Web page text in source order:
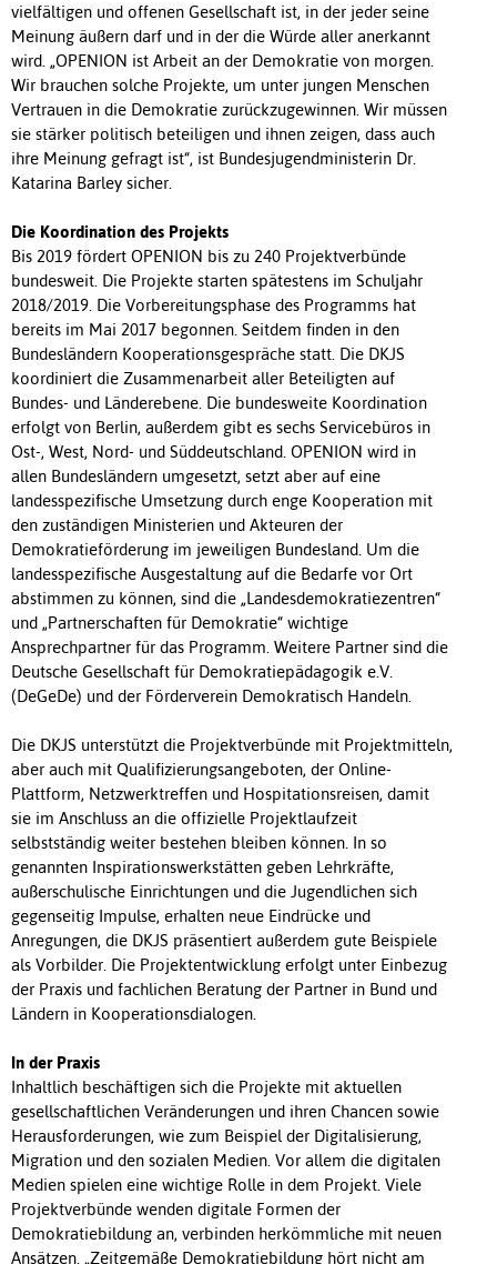
vielfältigen und offenen Gesellschaft ist, in der jeder seine
Meinung äußern darf und in der die Würde aller anerkannt
wird. „OPENION ist Arbeit an der Demokratie von morgen.
Wir brauchen solche Projekte, um unter jungen Menschen
Vertrauen in die Demokratie zurückzugewinnen. Wir müssen
sie stärker politisch beteiligen und ihnen zeigen, dass auch
ihre Meinung gefragt ist“, ist Bundesjugendministerin Dr.
Katarina Barley sicher.
Die Koordination des Projekts
Bis 2019 fördert OPENION bis zu 240 Projektverbünde
bundesweit. Die Projekte starten spätestens im Schuljahr
2018/2019. Die Vorbereitungsphase des Programms hat
bereits im Mai 2017 begonnen. Seitdem finden in den
Bundesländern Kooperationsgespräche statt. Die DKJS
koordiniert die Zusammenarbeit aller Beteiligten auf
Bundes- und Länderebene. Die bundesweite Koordination
erfolgt von Berlin, außerdem gibt es sechs Servicebüros in
Ost-, West, Nord- und Süddeutschland. OPENION wird in
allen Bundesländern umgesetzt, setzt aber auf eine
landesspezifische Umsetzung durch enge Kooperation mit
den zuständigen Ministerien und Akteuren der
Demokratieförderung im jeweiligen Bundesland. Um die
landesspezifische Ausgestaltung auf die Bedarfe vor Ort
abstimmen zu können, sind die „Landesdemokratiezentren“
und „Partnerschaften für Demokratie“ wichtige
Ansprechpartner für das Programm. Weitere Partner sind die
Deutsche Gesellschaft für Demokratiepädagogik e.V.
(DeGeDe) und der Förderverein Demokratisch Handeln.
Die DKJS unterstützt die Projektverbünde mit Projektmitteln,
aber auch mit Qualifizierungsangeboten, der Online-
Plattform, Netzwerktreffen und Hospitationsreisen, damit
sie im Anschluss an die offizielle Projektlaufzeit
selbstständig weiter bestehen bleiben können. In so
genannten Inspirationswerkstätten geben Lehrkräfte,
außerschulische Einrichtungen und die Jugendlichen sich
gegenseitig Impulse, erhalten neue Eindrücke und
Anregungen, die DKJS präsentiert außerdem gute Beispiele
als Vorbilder. Die Projektentwicklung erfolgt unter Einbezug
der Praxis und fachlichen Beratung der Partner in Bund und
Ländern in Kooperationsdialogen.
In der Praxis
Inhaltlich beschäftigen sich die Projekte mit aktuellen
gesellschaftlichen Veränderungen und ihren Chancen sowie
Herausforderungen, wie zum Beispiel der Digitalisierung,
Migration und den sozialen Medien. Vor allem die digitalen
Medien spielen eine wichtige Rolle in dem Projekt. Viele
Projektverbünde wenden digitale Formen der
Demokratiebildung an, verbinden herkömmliche mit neuen
Ansätzen. „Zeitgemäße Demokratiebildung hört nicht am